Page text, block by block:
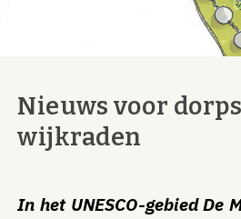
Nieuws voor
wijkraden
In het UNESCO-gebied De